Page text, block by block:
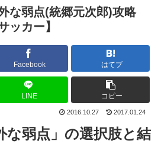
な弱点(統郷元次郎)攻略
ッカー】
Facebook はてブ
LINE コピー
2016.10.27 2017.01.24
な弱点」の選択肢と結